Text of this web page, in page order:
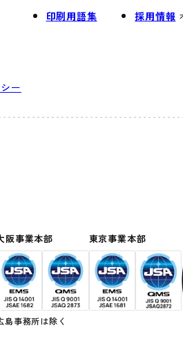
印刷用語集 採用情報
ー
阪事業本部
島事務所は除く
東京事業本部